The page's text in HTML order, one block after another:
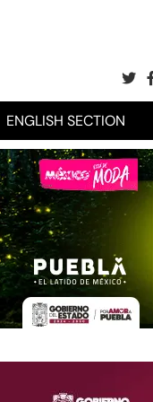
ENGLISH SECTION